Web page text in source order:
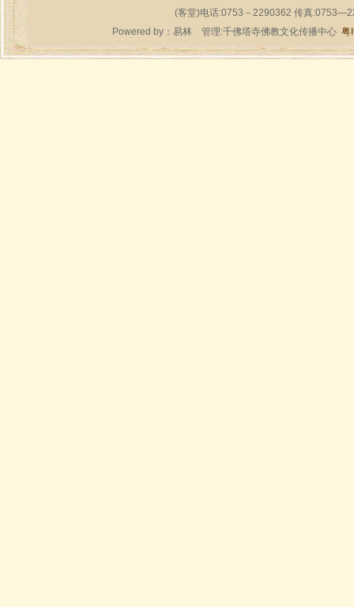
(客堂)电话:0753－2290362 传真
Powered by： 易林管理:千佛塔寺佛教文化传播中心 粤